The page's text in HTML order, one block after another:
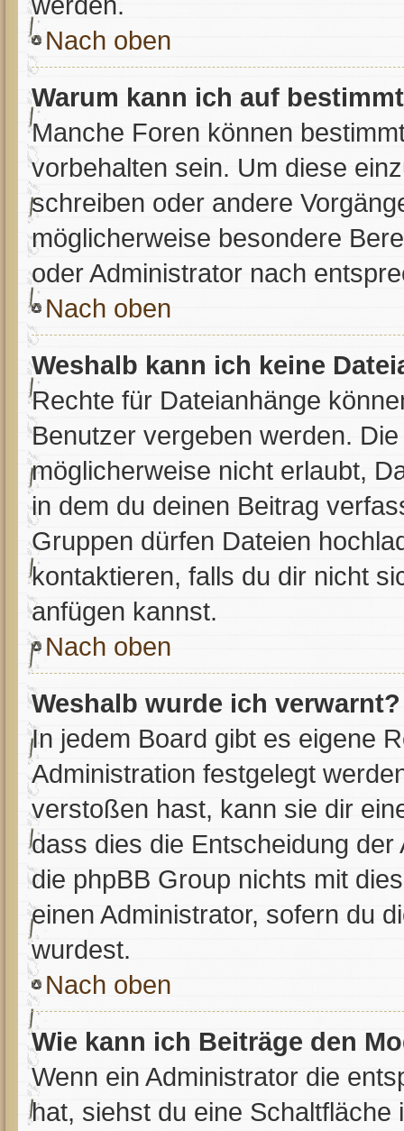
Nach oben
Warum kann ich auf
Manche Foren können
vorbehalten sein. Um diese
schreiben oder andere
möglicherweise besondere
oder Administrator nach
Nach oben
Weshalb kann ich keine
Rechte für Dateianhänge
Benutzer vergeben werden.
möglicherweise nicht erlaubt,
in dem du deinen Beitrag
Gruppen dürfen Dateien
kontaktieren, falls du dir nicht
anfügen kannst.
Nach oben
Weshalb wurde ich verwarnt?
In jedem Board gibt es eigene
Administration festgelegt
verstoßen hast, kann sie dir
dass dies die Entscheidung
die phpBB Group nichts mit
einen Administrator, sofern du
wurdest.
Nach oben
Wie kann ich Beiträge den
Wenn ein Administrator die
hat, siehst du eine